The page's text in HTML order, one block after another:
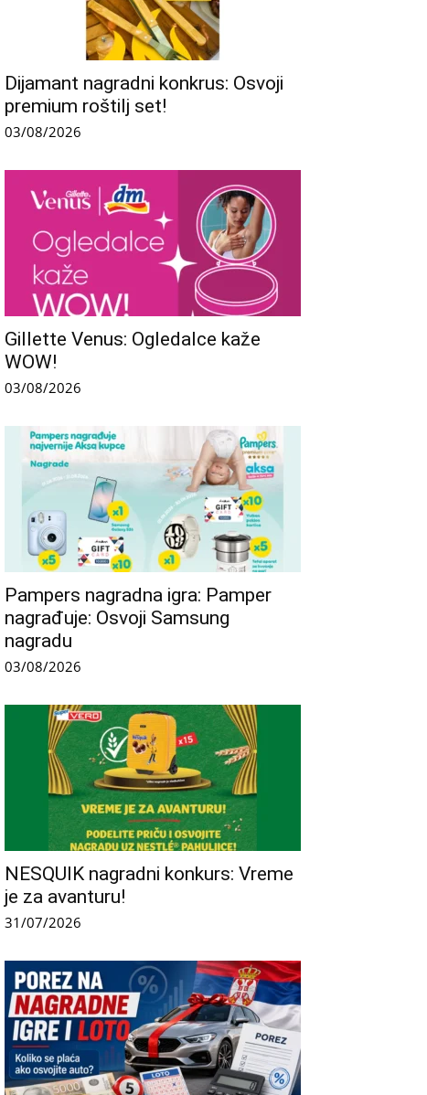
Dijamant nagradni konkrus: Osvoji
premium roštilj set!
03/08/2026
Gillette Venus: Ogledalce kaže
WOW!
03/08/2026
Pampers nagradna igra: Pamper
nagrađuje: Osvoji Samsung
nagradu
03/08/2026
NESQUIK nagradni konkurs: Vreme
je za avanturu!
31/07/2026